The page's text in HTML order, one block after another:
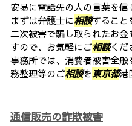
安易に電話先の人の言葉を
まずは弁護士に相談すること
二次被害で騙し取られたお
すので、お気軽にご相談くだ
事務所では、消費者被害全
務整理等のご相談を東京都港
通信販売の詐欺被害